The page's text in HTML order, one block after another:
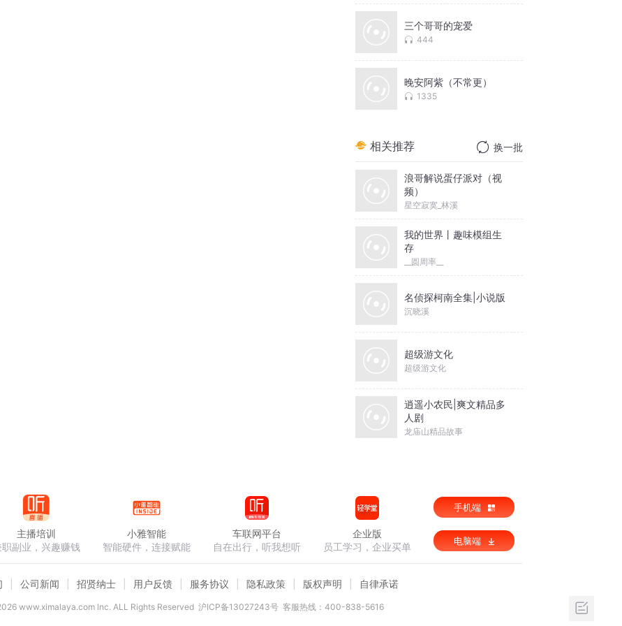
三个哥哥的宠爱
444
晚安阿紫（不常更）
1335
相关推荐 换一批
浪哥解说蛋仔派对（视
频）
星空寂寞_林溪
我的世界丨趣味模组生
存
__圆周率__
名侦探柯南全集|小说版
沉晓溪
超级游文化
超级游文化
逍遥小农民|爽文精品多
人剧
龙庙山精品故事
主播培训
职副业，兴趣赚钱
小雅智能
智能硬件，连接赋能
车联网平台
自在出行，听我想听
企业版
员工学习，企业买单
手机端
电脑端
公司新闻 招贤纳士 用户反馈 服务协议 隐私政策 版权声明 自律承诺
www.ximalaya.com lnc. ALL Rights Reserved 沪ICP备13027243号 客服热线：400-838-5616